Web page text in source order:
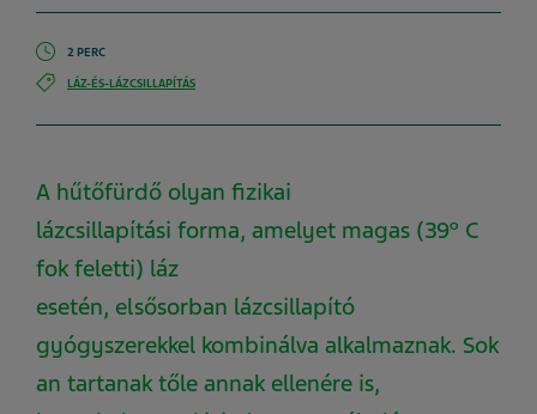
2 PERC
LÁZ-ÉS-LÁZCSILLAPÍTÁS
A hűtőfürdő olyan fizikai
lázcsillapítási forma, amelyet magas (39º C
fok feletti) láz
esetén, elsősorban lázcsillapító
gyógyszerekkel kombinálva alkalmaznak. Sok
an tartanak tőle annak ellenére is,